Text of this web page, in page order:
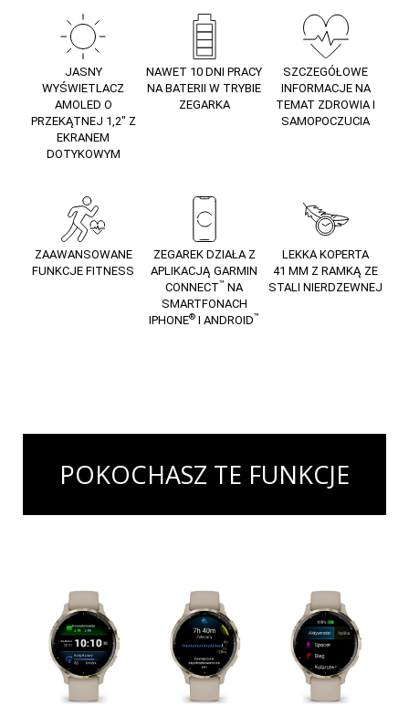
JASNY
WYŚWIETLACZ
AMOLED O
PRZEKĄTNEJ 1,2″ Z
EKRANEM
DOTYKOWYM
NAWET 10 DNI PRACY
NA BATERII W TRYBIE
ZEGARKA
SZCZEGÓŁOWE
INFORMACJE NA
TEMAT ZDROWIA I
SAMOPOCZUCIA
ZAAWANSOWANE
FUNKCJE FITNESS
ZEGAREK DZIAŁA Z
APLIKACJĄ GARMIN
CONNECT™ NA
SMARTFONACH
IPHONE® I ANDROID™
LEKKA KOPERTA
41 MM Z RAMKĄ ZE
STALI NIERDZEWNEJ
POKOCHASZ TE FUNKCJE